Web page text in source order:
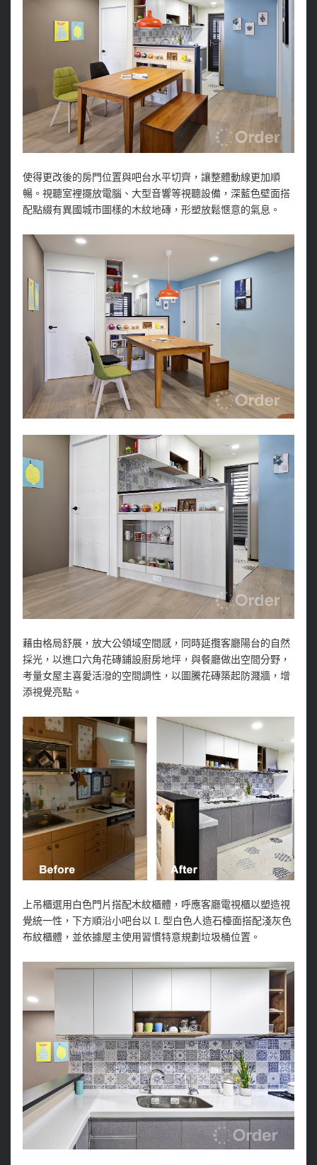
使得更改後的房門位置與吧台水平切齊，讓整體動線更加順
暢。視聽室裡擺放電腦、大型音響等視聽設備，深藍色壁面搭
配點綴有異國城市圖樣的木紋地磚，形塑放鬆愜意的氣息。
藉由格局舒展，放大公領域空間感，同時延攬客廳陽台的自然
採光，以進口六角花磚鋪設廚房地坪，與餐廳做出空間分野，
考量女屋主喜愛活潑的空間調性，以圖騰花磚築起防濺牆，增
添視覺亮點。
上吊櫃選用白色門片搭配木紋櫃體，呼應客廳電視櫃以塑造視
覺統一性，下方順沿小吧台以 L 型白色人造石檯面搭配淺灰色
布紋櫃體，並依據屋主使用習慣特意規劃垃圾桶位置。